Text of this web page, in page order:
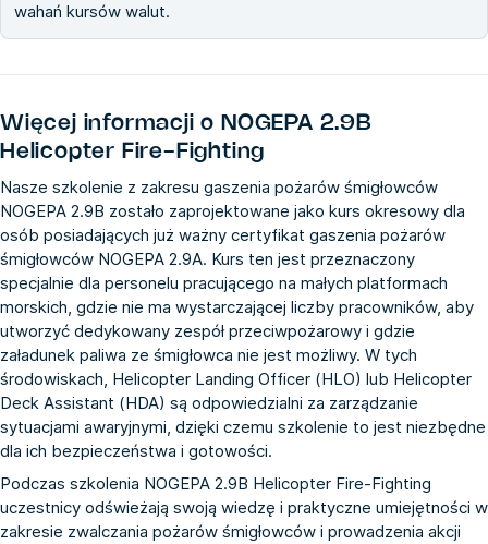
wahań kursów walut.
Więcej informacji o NOGEPA 2.9B
Helicopter Fire-Fighting
Nasze szkolenie z zakresu gaszenia pożarów śmigłowców
NOGEPA 2.9B zostało zaprojektowane jako kurs okresowy dla
osób posiadających już ważny certyfikat gaszenia pożarów
śmigłowców NOGEPA 2.9A. Kurs ten jest przeznaczony
specjalnie dla personelu pracującego na małych platformach
morskich, gdzie nie ma wystarczającej liczby pracowników, aby
utworzyć dedykowany zespół przeciwpożarowy i gdzie
załadunek paliwa ze śmigłowca nie jest możliwy. W tych
środowiskach, Helicopter Landing Officer (HLO) lub Helicopter
Deck Assistant (HDA) są odpowiedzialni za zarządzanie
sytuacjami awaryjnymi, dzięki czemu szkolenie to jest niezbędne
dla ich bezpieczeństwa i gotowości.
Podczas szkolenia NOGEPA 2.9B Helicopter Fire-Fighting
uczestnicy odświeżają swoją wiedzę i praktyczne umiejętności w
zakresie zwalczania pożarów śmigłowców i prowadzenia akcji